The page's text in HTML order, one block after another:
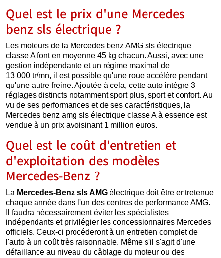
Quel est le prix d'une Mercedes
benz sls électrique ?
Les moteurs de la Mercedes benz AMG sls électrique
classe A font en moyenne 45 kg chacun. Aussi, avec une
gestion indépendante et un régime maximal de
13 000 tr/mn, il est possible qu'une roue accélère pendant
qu'une autre freine. Ajoutée à cela, cette auto intègre 3
réglages distincts notamment sport plus, sport et confort. Au
vu de ses performances et de ses caractéristiques, la
Mercedes benz amg sls électrique classe A à essence est
vendue à un prix avoisinant 1 million euros.
Quel est le coût d'entretien et
d'exploitation des modèles
Mercedes-Benz ?
La Mercedes-Benz sls AMG électrique doit être entretenue
chaque année dans l'un des centres de performance AMG.
Il faudra nécessairement éviter les spécialistes
indépendants et privilégier les concessionnaires Mercedes
officiels. Ceux-ci procéderont à un entretien complet de
l'auto à un coût très raisonnable. Même s'il s'agit d'une
défaillance au niveau du câblage du moteur ou des